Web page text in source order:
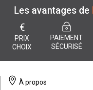
Les avantages de
€
PRIX
CHOIX
PAIEMENT
SÉCURISÉ
À propos